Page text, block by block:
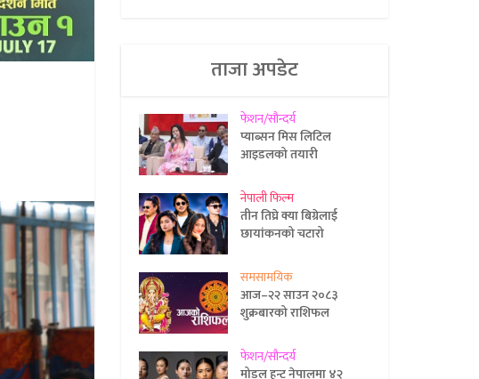
ताजा अपडेट
फेशन/सौन्दर्य
प्याब्सन मिस लिटिल
आइडलको तयारी
नेपाली फिल्म
तीन तिघ्रे क्या बिग्रेलाई
छायांकनको चटारो
समसामयिक
आज–२२ साउन २०८३
शुक्रबारको राशिफल
फेशन/सौन्दर्य
मोडल हन्ट नेपालमा ४२